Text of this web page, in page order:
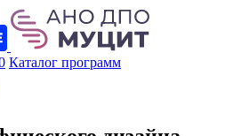
Каталог программ